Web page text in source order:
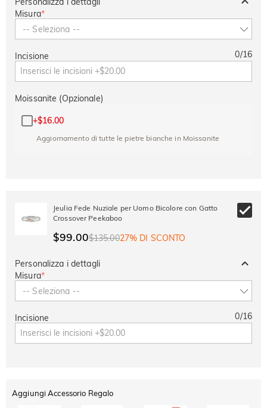
Misura*
-- Seleziona --
Incisione 0/16
Moissanite (Opzionale)
+$16.00
Aggiornamento di tutte le pietre bianche in Moissanite
Jeulia Fede Nuziale per Uomo Bicolore con Gatto
Crossover Peekaboo
$99.00$135.0027% DI SCONTO
Personalizza i dettagli
Misura*
-- Seleziona --
Incisione 0/16
Aggiungi Accessorio Regalo